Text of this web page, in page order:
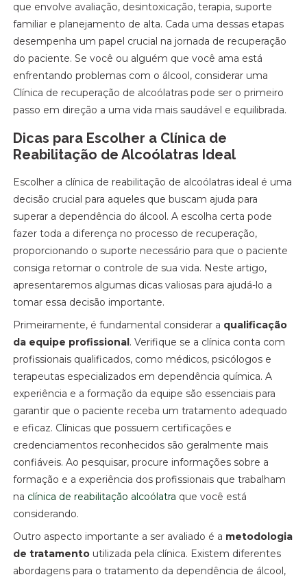
que envolve avaliação, desintoxicação, terapia, suporte
familiar e planejamento de alta. Cada uma dessas etapas
desempenha um papel crucial na jornada de recuperação
do paciente. Se você ou alguém que você ama está
enfrentando problemas com o álcool, considerar uma
Clínica de recuperação de alcoólatras pode ser o primeiro
passo em direção a uma vida mais saudável e equilibrada.
Dicas para Escolher a Clínica de
Reabilitação de Alcoólatras Ideal
Escolher a clínica de reabilitação de alcoólatras ideal é uma
decisão crucial para aqueles que buscam ajuda para
superar a dependência do álcool. A escolha certa pode
fazer toda a diferença no processo de recuperação,
proporcionando o suporte necessário para que o paciente
consiga retomar o controle de sua vida. Neste artigo,
apresentaremos algumas dicas valiosas para ajudá-lo a
tomar essa decisão importante.
Primeiramente, é fundamental considerar a qualificação
da equipe profissional. Verifique se a clínica conta com
profissionais qualificados, como médicos, psicólogos e
terapeutas especializados em dependência química. A
experiência e a formação da equipe são essenciais para
garantir que o paciente receba um tratamento adequado
e eficaz. Clínicas que possuem certificações e
credenciamentos reconhecidos são geralmente mais
confiáveis. Ao pesquisar, procure informações sobre a
formação e a experiência dos profissionais que trabalham
na clínica de reabilitação alcoólatra que você está
considerando.
Outro aspecto importante a ser avaliado é a metodologia
de tratamento utilizada pela clínica. Existem diferentes
abordagens para o tratamento da dependência de álcool,